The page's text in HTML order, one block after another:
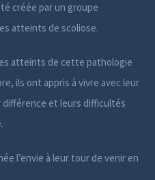
créée par un groupe
atteints de scoliose.
atteints de cette pathologie
ils ont appris à vivre avec leur
différence et leurs difficultés
l’envie à leur tour de venir en